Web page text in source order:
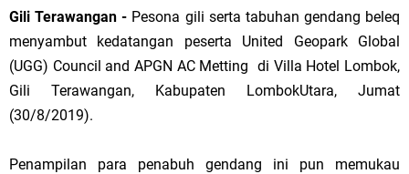
Gili Terawangan - Pesona gili serta tabuhan gendang beleq
menyambut kedatangan peserta United Geopark Global
(UGG) Council and APGN AC Metting di Villa Hotel Lombok,
Gili Terawangan, Kabupaten LombokUtara, Jumat
(30/8/2019).
Penampilan para penabuh gendang ini pun memukau